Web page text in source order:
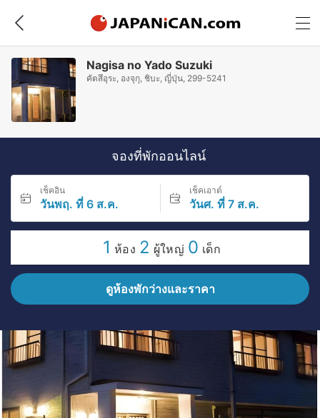
Nagisa no Yado Suzuki
คัตสึอุระ, องจุกุ, ชิบะ, ญี่ปุ่น, 299-5241
จองที่พักออนไลน์
เช็คอิน
วันพฤ. ที่ 6 ส.ค.
เช็คเอาต์
วันศ. ที่ 7 ส.ค.
1 ห้อง 2 ผู้ใหญ่ 0 เด็ก
ดูห้องพักว่างและราคา